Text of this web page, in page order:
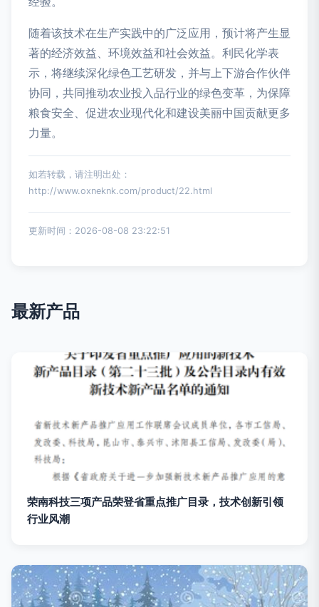
随着该技术在生产实践中的广泛应用，预计将产生显
著的经济效益、环境效益和社会效益。利民化学表
示，将继续深化绿色工艺研发，并与上下游合作伙伴
协同，共同推动农业投入品行业的绿色变革，为保障
粮食安全、促进农业现代化和建设美丽中国贡献更多
力量。
如若转载，请注明出处：
http://www.oxneknk.com/product/22.html
更新时间：2026-08-08 23:22:51
最新产品
荣南科技三项产品荣登省重点推广目录，技术创新引领
行业风潮